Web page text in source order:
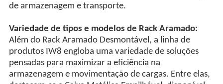
de armazenagem e transporte.
Variedade de tipos e modelos de Rack Aramado:
Além do Rack Aramado Desmontável, a linha de
produtos IW8 engloba uma variedade de soluções
pensadas para maximizar a eficiência na
armazenagem e movimentação de cargas. Entre elas,